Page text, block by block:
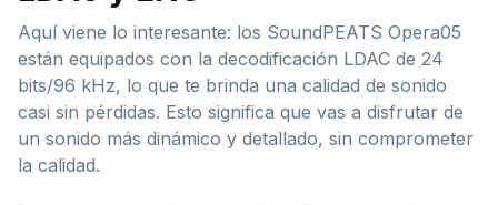
Aquí viene lo interesante: los SoundPEATS Opera05
están equipados con la decodificación LDAC de 24
bits/96 kHz, lo que te brinda una calidad de sonido
casi sin pérdidas. Esto significa que vas a disfrutar de
un sonido más dinámico y detallado, sin comprometer
la calidad.